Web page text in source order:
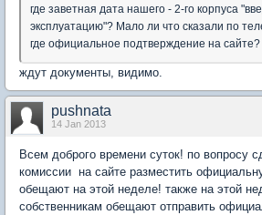
где заветная дата нашего - 2-го корпуса
эксплуатацию"? Мало ли что сказали по
где официальное подтверждение на сайте?
ждут документы, видимо.
pushnata
14 Jan 2013
Всем доброго времени суток! по вопросу
комиссии на сайте разместить
обещают на этой неделе! также на этой
собственникам обещают отправить